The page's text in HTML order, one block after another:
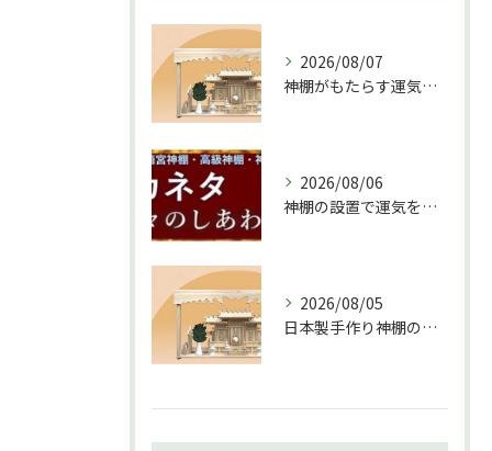
2026/08/07
神棚がもたらす運気と家庭の調和の秘訣
2026/08/06
神棚の設置で運気を上げる秘訣と環境づくり
2026/08/05
日本製手作り神棚の魅力と選び方ガイド